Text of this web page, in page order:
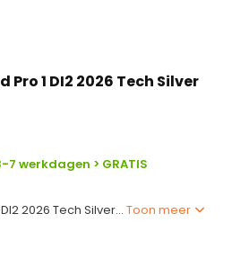
1 DI2 2026 Tech Silver
werkdagen > GRATIS
2026 Tech Silver...Toon meer